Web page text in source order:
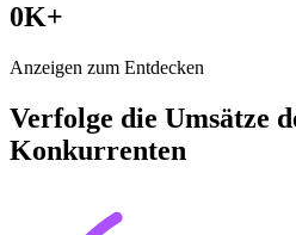
0K+
Anzeigen zum Entdecken
Verfolge die Umsätze
Konkurrenten